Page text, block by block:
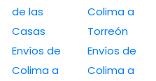
de las
Casas
Envíos de
Colima a
Colima a
Torreón
Envíos de
Colima a